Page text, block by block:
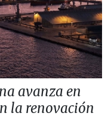
avanza en
la renovación